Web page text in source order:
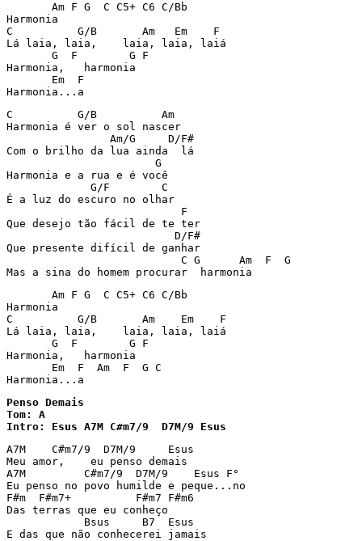
       Am F G  C C5+ C6 C/Bb
Harmonia
C          G/B       Am   Em    F
Lá laia, laia,    laia, laia, laiá
       G  F        G F
Harmonia,   harmonia
       Em  F
Harmonia...a
C          G/B          Am
Harmonia é ver o sol nascer
                Am/G     D/F#
Com o brilho da lua ainda  lá
                       G
Harmonia e a rua e é você
É a luz do escuro no olhar
                           F
Que desejo tão fácil de te ter
Que presente difícil de ganhar
                           C G      Am  F  G
Mas a sina do homem procurar  harmonia
       Am F G  C C5+ C6 C/Bb
Harmonia
C          G/B       Am    Em    F
Lá laia, laia,    laia, laia, laiá
       G  F        G F
Harmonia,   harmonia
       Em  F  Am  F  G C
Harmonia...a
Penso Demais
Tom: A
Intro: Esus A7M C#m7/9  D7M/9 Esus
A7M    C#m7/9  D7M/9     Esus
Meu amor,    eu penso demais
A7M         C#m7/9  D7M/9    Esus F°
Eu penso no povo humilde e peque...no
F#m  F#m7+          F#m7 F#m6
Das terras que eu conheço
            Bsus     B7  Esus
E das que não conhecerei jamais